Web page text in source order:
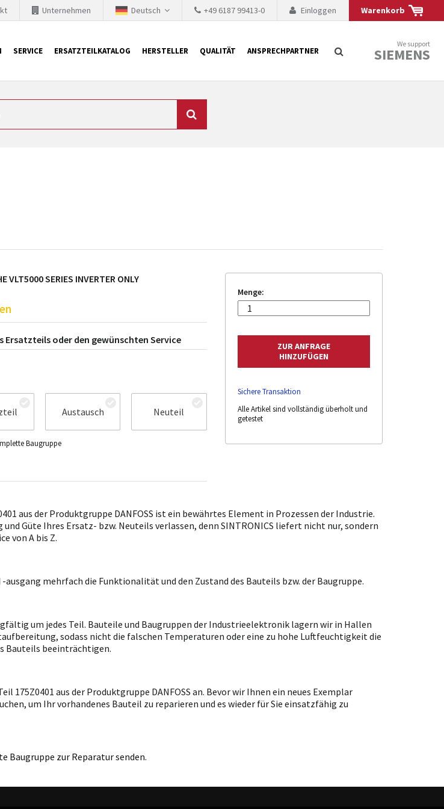
Warenkorb
Einloggen
+49 6187 99413-0
Deutsch
Unternehmen
SERVICE ERSATZTEILKATALOG HERSTELLER QUALITÄT ANSPRECHPARTNER
We support
SIEMENS
VLT5000 SERIES INVERTER ONLY
Ersatzteils oder den gewünschten Service
Austausch Neuteil
Baugruppe
Menge:
Sichere Transaktion
Alle Artikel sind vollständig überholt und
getestet
aus der Produktgruppe DANFOSS ist ein bewährtes Element in Prozessen der Industrie.
und Güte Ihres Ersatz- bzw. Neuteils verlassen, denn SINTRONICS liefert nicht nur, sondern
von A bis Z.
ausgang mehrfach die Funktionalität und den Zustand des Bauteils bzw. der Baugruppe.
um jedes Teil. Bauteile und Baugruppen der Industrieelektronik lagern wir in Hallen
sodass nicht die falschen Temperaturen oder eine zu hohe Luftfeuchtigkeit die
Bauteils beeinträchtigen.
175Z0401 aus der Produktgruppe DANFOSS an. Bevor wir Ihnen ein neues Exemplar
um Ihr vorhandenes Bauteil zu reparieren und es wieder für Sie einsatzfähig zu
Baugruppe zur Reparatur senden.